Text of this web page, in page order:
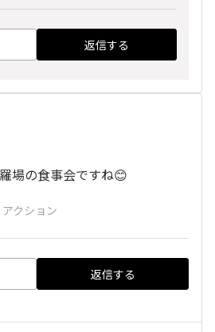
返信する
場の食事会ですね😊
クション
返信する